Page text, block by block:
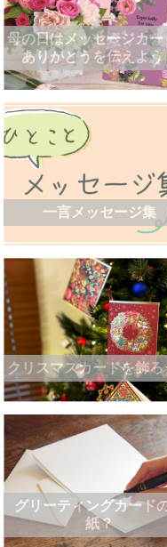
母の日はメッセージカー
ありがとうを伝えよう
一言メッセージ集
クリスマスカードを飾ろ
グリーティングカード
紙？